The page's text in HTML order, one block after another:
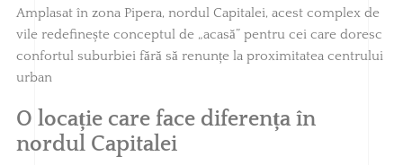
Amplasat în zona Pipera, nordul Capitalei, acest complex de
vile redefinește conceptul de „acasă” pentru cei care doresc
confortul suburbiei fără să renunțe la proximitatea centrului
urban
O locație care face diferența în
nordul Capitalei